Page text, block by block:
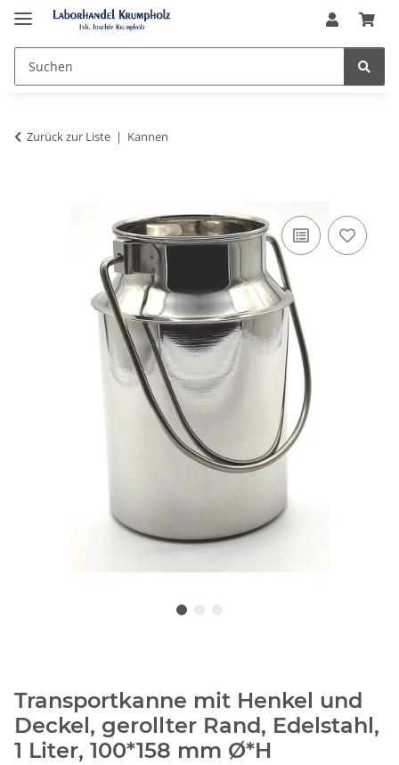
Zurück zur Liste Kannen
Transportkanne mit Henkel und
Deckel, gerollter Rand, Edelstahl,
1 Liter, 100*158 mm Ø*H